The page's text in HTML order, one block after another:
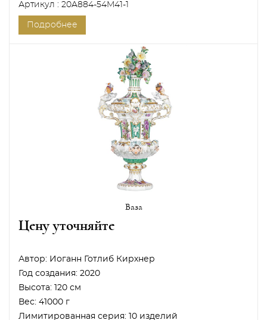
Артикул : 20A884-54M41-1
Подробнее
Ваза
Цену уточняйте
Автор: Иоганн Готлиб Кирхнер
Год создания: 2020
Высота:
120 см
Вес: 41000 г
Лимитированная серия:
10 изделий